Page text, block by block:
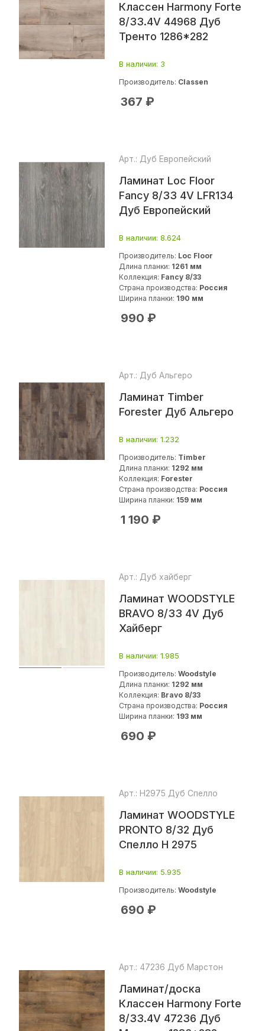
Классен Harmony Forte
8/33.4V 44968 Дуб
Тренто 1286*282
В наличии: 3
Производитель: Classen
367 ₽
Ламинат Loc Floor
Fancy 8/33 4V LFR134
Дуб Европейский
Арт.: Дуб Европейский
В наличии: 8.624
Производитель: Loc Floor
Длина планки: 1261 мм
Коллекция: Fancy 8/33
Страна производства: Россия
Ширина планки: 190 мм
990 ₽
Ламинат Timber
Forester Дуб Альгеро
Арт.: Дуб Альгеро
В наличии: 1.232
Производитель: Timber
Длина планки: 1292 мм
Коллекция: Forester
Страна производства: Россия
Ширина планки: 159 мм
1 190 ₽
Ламинат WOODSTYLE
BRAVO 8/33 4V Дуб
Хайберг
Арт.: Дуб хайберг
В наличии: 1.985
Производитель: Woodstyle
Длина планки: 1292 мм
Коллекция: Bravo 8/33
Страна производства: Россия
Ширина планки: 193 мм
690 ₽
Ламинат WOODSTYLE
PRONTO 8/32 Дуб
Спелло H 2975
Арт.: Н2975 Дуб Спелло
В наличии: 5.935
Производитель: Woodstyle
690 ₽
Ламинат/доска
Классен Harmony Forte
8/33.4V 47236 Дуб
Арт.: 47236 Дуб Марстон